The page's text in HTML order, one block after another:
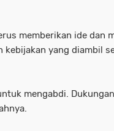
memberikan ide dan
kebijakan yang diambil
mengabdi.